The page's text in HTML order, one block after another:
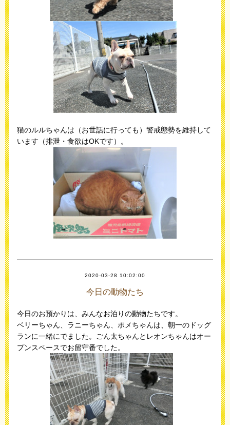
猫のルルちゃんは（お世話に行っても）警戒態勢を維持して
います（排泄・食欲はOKです）。
2020-03-28 10:02:00
今日の動物たち
今日のお預かりは、みんなお泊りの動物たちです。
ベリーちゃん、ラニーちゃん、ポメちゃんは、朝一のドッグ
ランに一緒にでました。ごん太ちゃんとレオンちゃんはオー
プンスペースでお留守番でした。